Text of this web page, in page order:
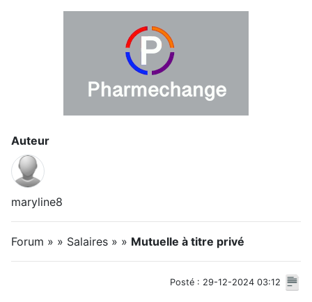
Auteur
maryline8
Forum » » Salaires » » Mutuelle à titre privé
Posté : 29-12-2024 03:12